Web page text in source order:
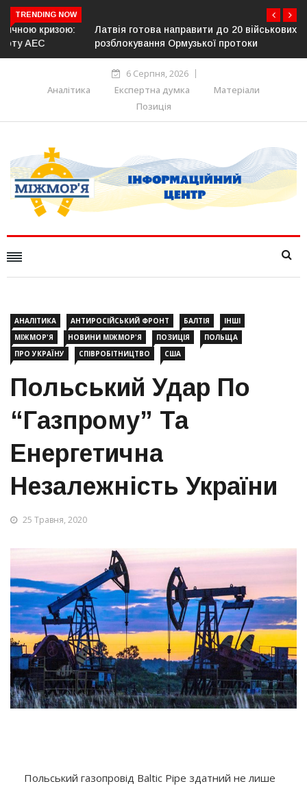
TRENDING NOW
Латвія готова направити до 20 військових для операцій із
розблокування Ормузької протоки
6 Серпня, 2026
Аналітика
Експертна думка
Матеріали
Позиція
АНАЛІТИКА АНТИРОСІЙСЬКИЙ ФРОНТ БАЛТІЯ
ІНШІ
МІЖМОР'Я
НОВИНИ МІЖМОР'Я ПОЗИЦІЯ
ПОЛЬЩА
ПРО УКРАЇНУ
СПІВРОБІТНИЦТВО США
Польський Удар По
“Газпрому” Та
Енергетична
Незалежність України
25 Травня, 2020
Польський газопровід Baltic Pipe здатний не лише